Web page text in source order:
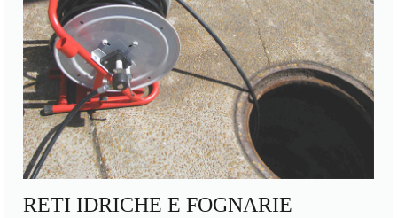
RETI IDRICHE E FOGNARIE